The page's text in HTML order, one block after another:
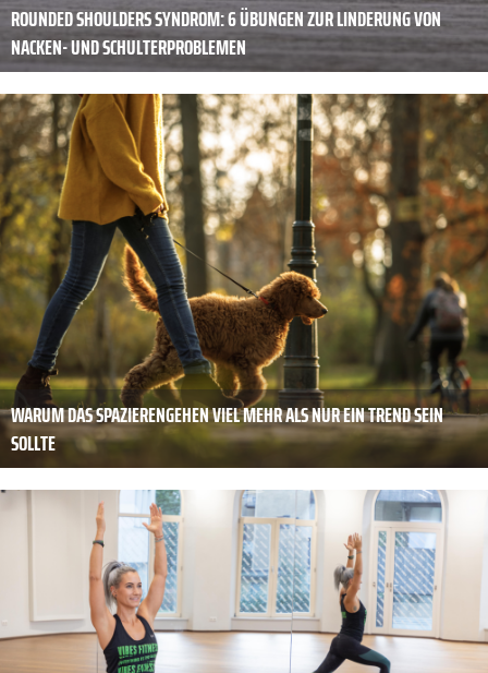
ROUNDED SHOULDERS SYNDROM: 6 ÜBUNGEN ZUR LINDERUNG VON
NACKEN- UND SCHULTERPROBLEMEN
WARUM DAS SPAZIERENGEHEN VIEL MEHR ALS NUR EIN TREND SEIN
SOLLTE